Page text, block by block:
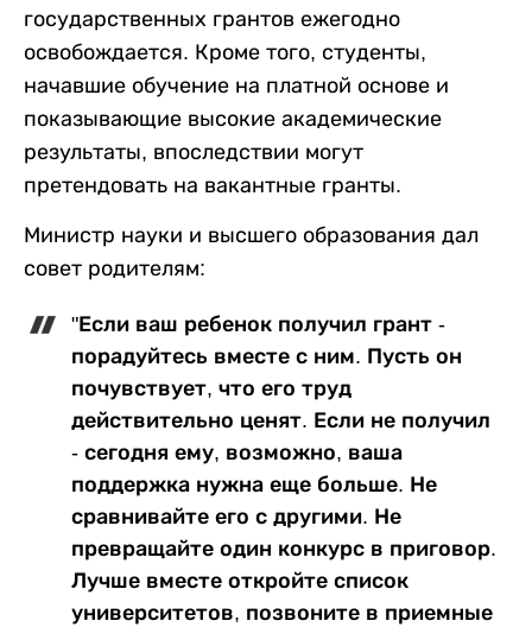
государственных грантов ежегодно
освобождается. Кроме того, студенты,
начавшие обучение на платной основе и
показывающие высокие академические
результаты, впоследствии могут
претендовать на вакантные гранты.
Министр науки и высшего образования дал
совет родителям:
"Если ваш ребенок получил грант -
порадуйтесь вместе с ним. Пусть он
почувствует, что его труд
действительно ценят. Если не получил
- сегодня ему, возможно, ваша
поддержка нужна еще больше. Не
сравнивайте его с другими. Не
превращайте один конкурс в приговор.
Лучше вместе откройте список
университетов, позвоните в приемные